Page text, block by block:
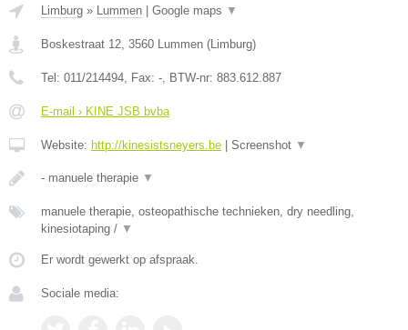
Limburg » Lummen Google maps ▼
Boskestraat 12 3560 Lummen ( Limburg)
Tel: 011/214494 , Fax: - , BTW-nr: 883.612.887
E-mail › KINE JSB bvba
Website: http://kinesistsneyers.be Screenshot ▼
- manuele therapie ▼
manuele therapie, osteopathische technieken, dry needling,
kinesiotaping / ▼
Er wordt gewerkt op afspraak.
Sociale media: